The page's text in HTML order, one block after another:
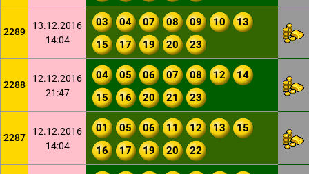
2289
13.12.2016
14:04
03 04 07 08 09 10
13
15
17 19 20 23
2288
12.12.2016
21:47
04 05 06 07 08 12
14
15
16 20 21 23
2287
12.12.2016
14:04
01 05 06 11 12 13
15
16
17 19 20 22